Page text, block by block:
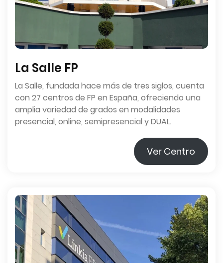
La Salle FP
La Salle, fundada hace más de tres siglos, cuenta
con 27 centros de FP en España, ofreciendo una
amplia variedad de grados en modalidades
presencial, online, semipresencial y DUAL.
Ver Centro